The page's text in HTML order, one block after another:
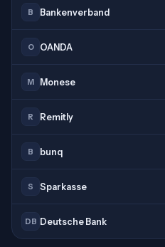
B Bankenverband
O OANDA
M Monese
R Remitly
B bunq
S Sparkasse
DB Deutsche Bank